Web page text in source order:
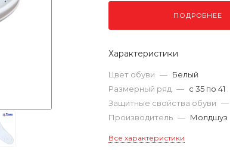
ПОДРОБНЕЕ
Характеристики
Цвет обуви — Белый
Размерный ряд — с 35 по 41
Защитные свойства обуви —
Производитель — Молдшуз
Все характеристики